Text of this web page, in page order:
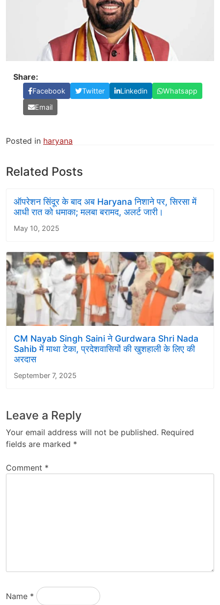
Share:
Facebook Twitter Linkedin
Whatsapp
Email
Posted in haryana
Related Posts
ऑपरेशन सिंदूर के बाद अब Haryana निशाने पर, सिरसा में
आधी रात को धमाका; मलबा बरामद, अलर्ट जारी।
May 10, 2025
CM Nayab Singh Saini ने Gurdwara Shri Nada
Sahib में माथा टेका, प्रदेशवासियों की खुशहाली के लिए की
अरदास
September 7, 2025
Leave a Reply
Your email address will not be published. Required
fields are marked *
Comment *
Name *